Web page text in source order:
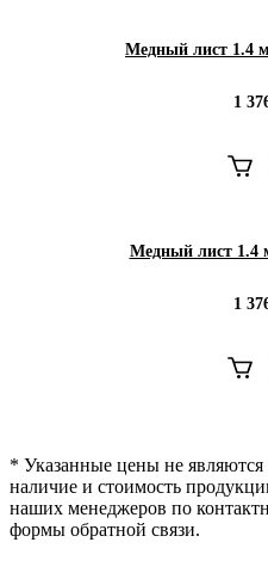
Медный лист 1.4
1
Медный лист 1.4
1
* Указанные цены не
наличие и стоимость
наших менеджеров по
формы обратной связи.